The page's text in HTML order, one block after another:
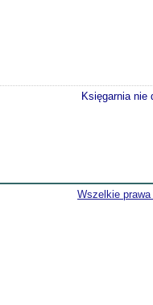
Księgarnia nie
Wszelkie